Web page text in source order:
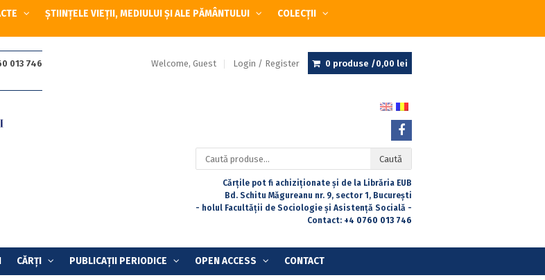
ȘTIINȚELE VIEȚII, MEDIULUI ȘI ALE PĂMÂNTULUI COLECȚII
013 746
Welcome, Guest Login / Register 0 produse /0,00 lei
Caută
după:
Caută
Cărțile pot fi achiziționate și de la Librăria EUB
Bd. Schitu Măgureanu nr. 9, sector 1, București
- holul Facultății de Sociologie și Asistență Socială -
Contact: +4 0760 013 746
CĂRȚI PUBLICAȚII PERIODICE OPEN ACCESS CONTACT